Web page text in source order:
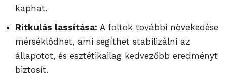
kaphat.
Ritkulás lassítása: A foltok további növekedése
mérséklődhet, ami segíthet stabilizálni az
állapotot, és esztétikailag kedvezőbb eredményt
biztosít.